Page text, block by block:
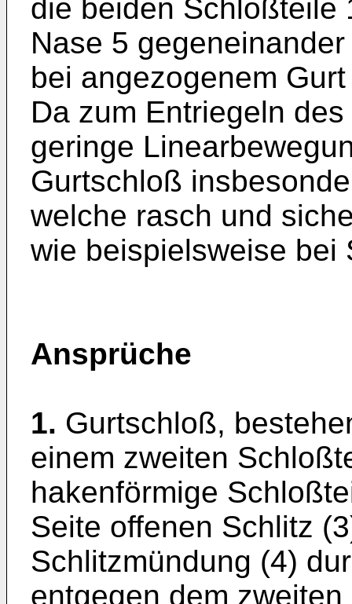
die beiden Schloßteile
Nase 5
bei angezogenem
Da zum Entriegeln
geringe
Gurtschloß
welche rasch und
wie beispielsweise bei
Ansprüche
1. Gurtschloß,
einem zweiten
hakenförmige
Seite offenen Schlitz
Schlitzmündung (4)
entgegen dem